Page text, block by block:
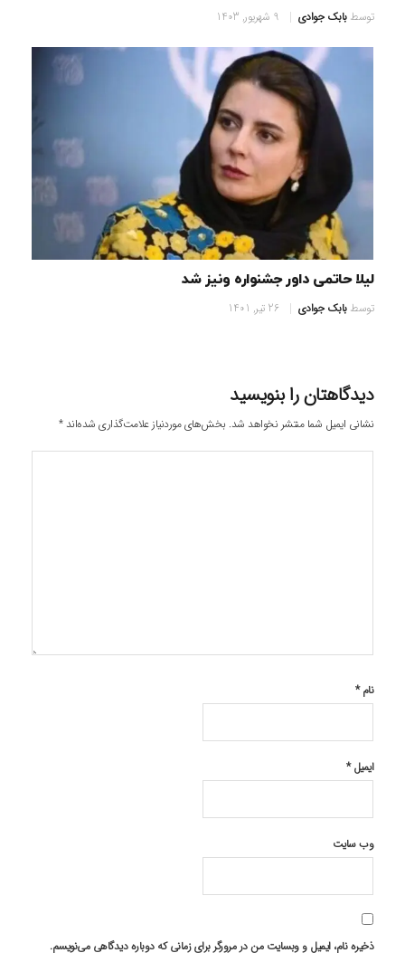
توسطبابک جوادی 9 شهریور, 1403
لیلا حاتمی داور جشنواره ونیز شد
توسطبابک جوادی 26 تیر, 1401
دیدگاهتان را بنویسید
نشانی ایمیل شما منتشر نخواهد شد. بخش‌های موردنیاز علامت‌گذاری شده‌اند*
نام*
ایمیل*
وب‌ سایت
ذخیره نام، ایمیل و وبسایت من در مرورگر برای زمانی که دوباره دیدگاهی می‌نویسم.